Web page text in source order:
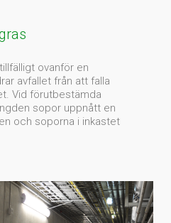
ovanför en
avfallet från att falla
Vid förutbestämda
sopor uppnått en
och soporna i inkastet